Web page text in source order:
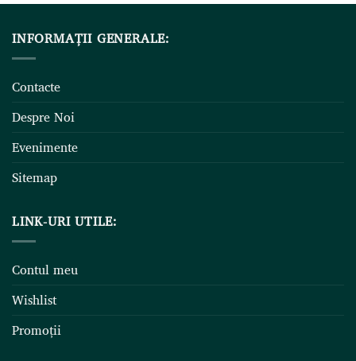
INFORMAȚII GENERALE:
Contacte
Despre Noi
Evenimente
Sitemap
LINK-URI UTILE:
Contul meu
Wishlist
Promoții